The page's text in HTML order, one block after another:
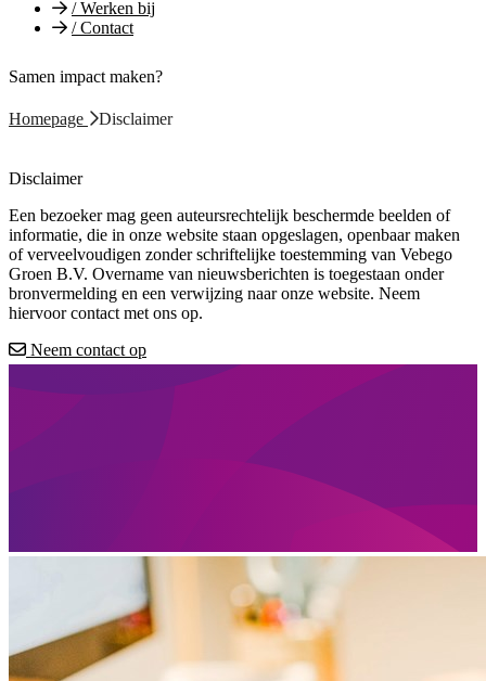
/Werken bij
/Contact
Samen impact maken?
Homepage Disclaimer
Disclaimer
Een bezoeker mag geen auteursrechtelijk beschermde beelden of
informatie, die in onze website staan opgeslagen, openbaar maken
of verveelvoudigen zonder schriftelijke toestemming van Vebego
Groen B.V. Overname van nieuwsberichten is toegestaan onder
bronvermelding en een verwijzing naar onze website. Neem
hiervoor contact met ons op.
Neem contact op